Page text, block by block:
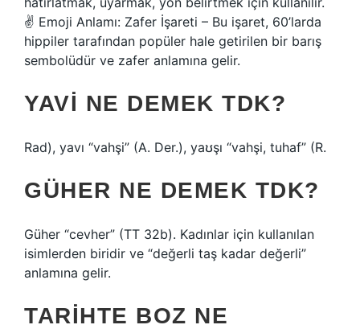
✌ Emoji Anlamı: Zafer İşareti – Bu işaret, 60’larda
hippiler tarafından popüler hale getirilen bir barış
sembolüdür ve zafer anlamına gelir.
YAVI NE DEMEK TDK?
Rad), yavı “vahşi” (A. Der.), yaʊşı “vahşi, tuhaf” (R.
GÜHER NE DEMEK TDK?
Güher “cevher” (TT 32b). Kadınlar için kullanılan
isimlerden biridir ve “değerli taş kadar değerli”
anlamına gelir.
TARIHTE BOZ NE